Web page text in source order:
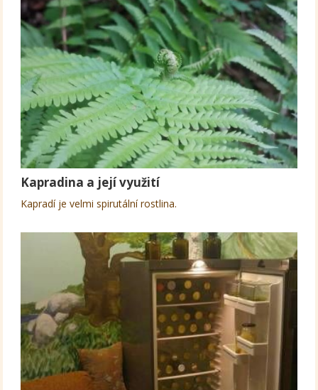
Kapradina a její využití
Kapradí je velmi spirutální rostlina.